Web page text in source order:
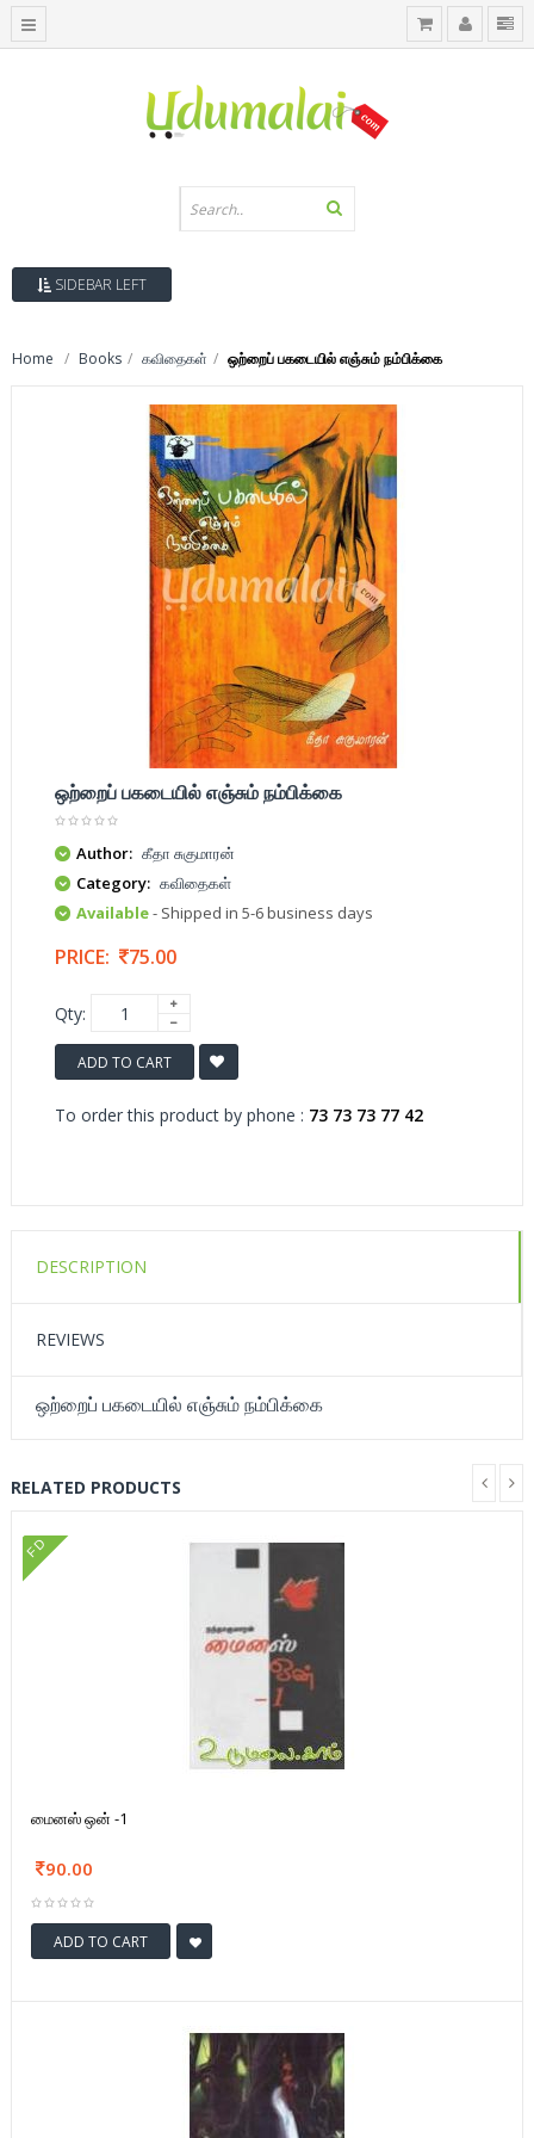
SIDEBAR LEFT
Home Books கவிதைகள் ஒற்றைப் பகடையில் எஞ்சும் நம்பிக்கை
ஒற்றைப் பகடையில் எஞ்சும் நம்பிக்கை
Author: கீதா சுகுமாரன்
Category: கவிதைகள்
Available- Shipped in 5-6 business days
PRICE: 75.00
Qty:
ADD TO CART
To order this product by phone : 73 73 73 77 42
DESCRIPTION
REVIEWS
ஒற்றைப் பகடையில் எஞ்சும் நம்பிக்கை
RELATED PRODUCTS
FD
மைனஸ் ஒன் -1
90.00
ADD TO CART